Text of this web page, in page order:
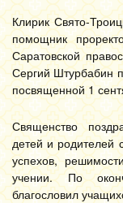
Клирик Свято-
помощник
Саратовской
Сергий Штурбабин
посвященной 1
Священство
детей и родителей
успехов,
учении. По
благословил